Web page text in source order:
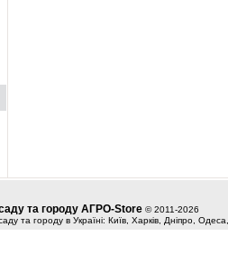
саду та городу АГРО-Store © 2011-2026
та городу в Україні: Київ, Харків, Дніпро,